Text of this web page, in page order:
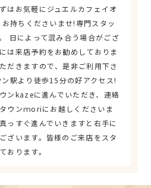
はお気軽にジュエルカフェイオ
持ちくださいませ!専門スタッ
日によって混み合う場合がござ
は来店予約をお勧めしておりま
だきますので、是非ご利用下さ
駅より徒歩15分の好アクセス!
ンkazeに進んでいただき、連絡
ウンｍoriにお越しくださいま
っすぐ進んでいきますと右手に
ざいます。皆様のご来店をスタ
おります。